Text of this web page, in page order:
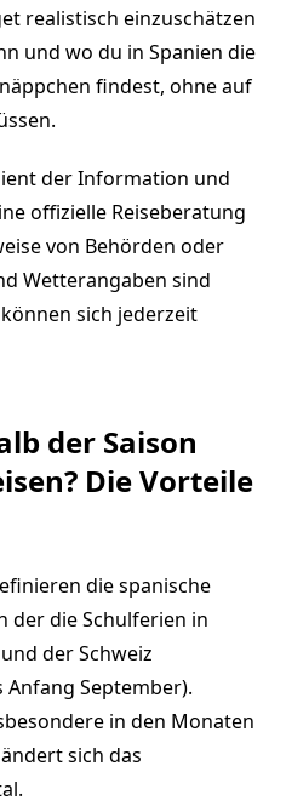
realistisch einzuschätzen
und wo du in Spanien die
findest, ohne auf
der Information und
offizielle Reiseberatung
von Behörden oder
Wetterangaben sind
sich jederzeit
der Saison
Die Vorteile
die spanische
der die Schulferien in
der Schweiz
September).
in den Monaten
sich das